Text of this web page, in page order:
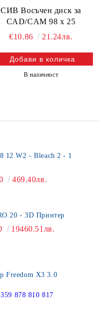
СИВ Восъчен диск за
CAD/CAM 98 х 25
€10.86
21.24лв.
В наличност
2 - 1
469.40лв.
20 - 3D Принтер
19460.51лв.
X3 3.0
878 810 817